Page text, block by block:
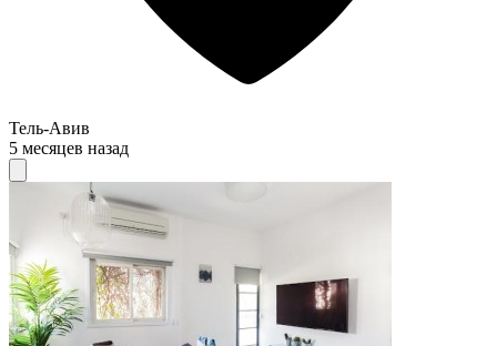
Тель-Авив
5 месяцев назад